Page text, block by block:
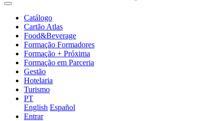
Catálogo
Cartão Atlas
Food&Beverage
Formação Formadores
Formação + Próxima
Formação em Parceria
Gestão
Hotelaria
Turismo
PT
English Español
Entrar